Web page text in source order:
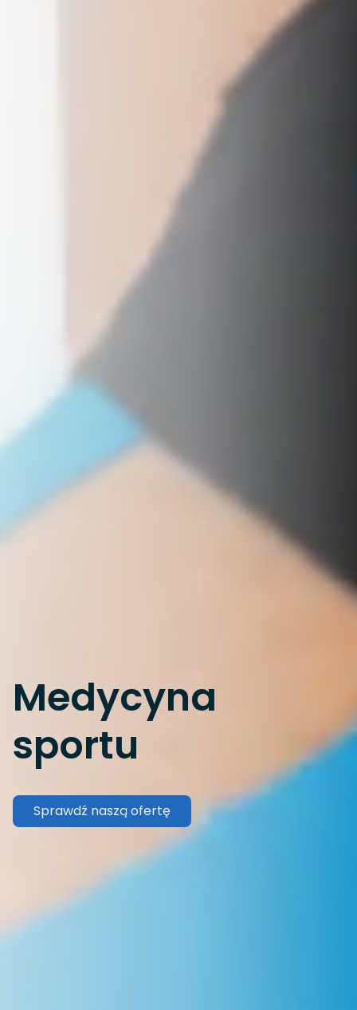
Medycyna
sportu
Sprawdź naszą ofertę